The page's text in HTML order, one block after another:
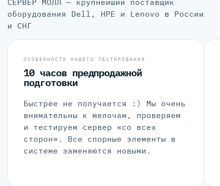
СЕРВЕР МОЛЛ — крупнейший поставщик
оборудования Dell, HPE и Lenovo в России
и СНГ
ОСОБЕННОСТИ НАШЕГО ТЕСТИРОВАНИЯ
10 часов предпродажной
подготовки
Быстрее не получается :) Мы очень
внимательны к мелочам, проверяем
и тестируем сервер «со всех
сторон». Все спорные элементы в
системе заменяются новыми.